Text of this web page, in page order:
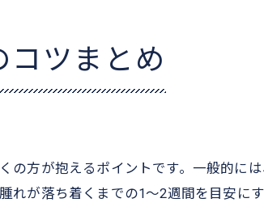
コツまとめ
方が抱えるポイントです。一般的に
が落ち着くまでの1〜2週間を目安にす